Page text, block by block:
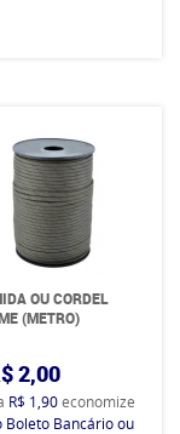
OU CORDEL
(METRO)
2,00
R$ 1,90economize
Boleto Bancário ou